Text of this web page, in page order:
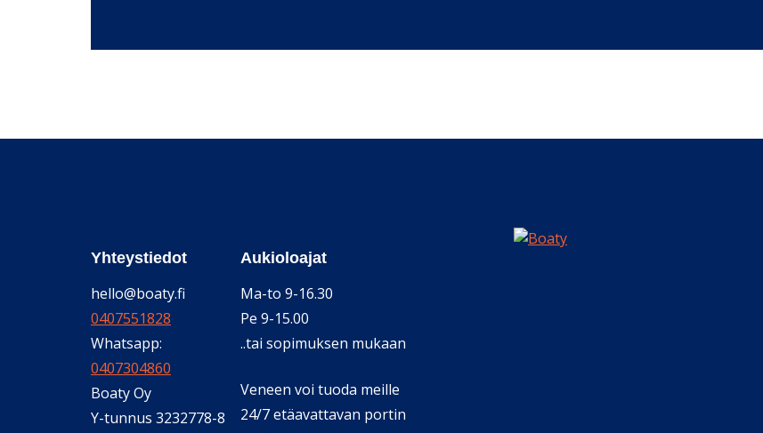
Yhteystiedot
hello@boaty.fi
0407551828
Whatsapp:
0407304860
Boaty Oy
Y-tunnus 3232778-8
Aukioloajat
Ma-to 9-16.30
Pe 9-15.00
..tai sopimuksen mukaan
Veneen voi tuoda meille
24/7 etäavattavan portin